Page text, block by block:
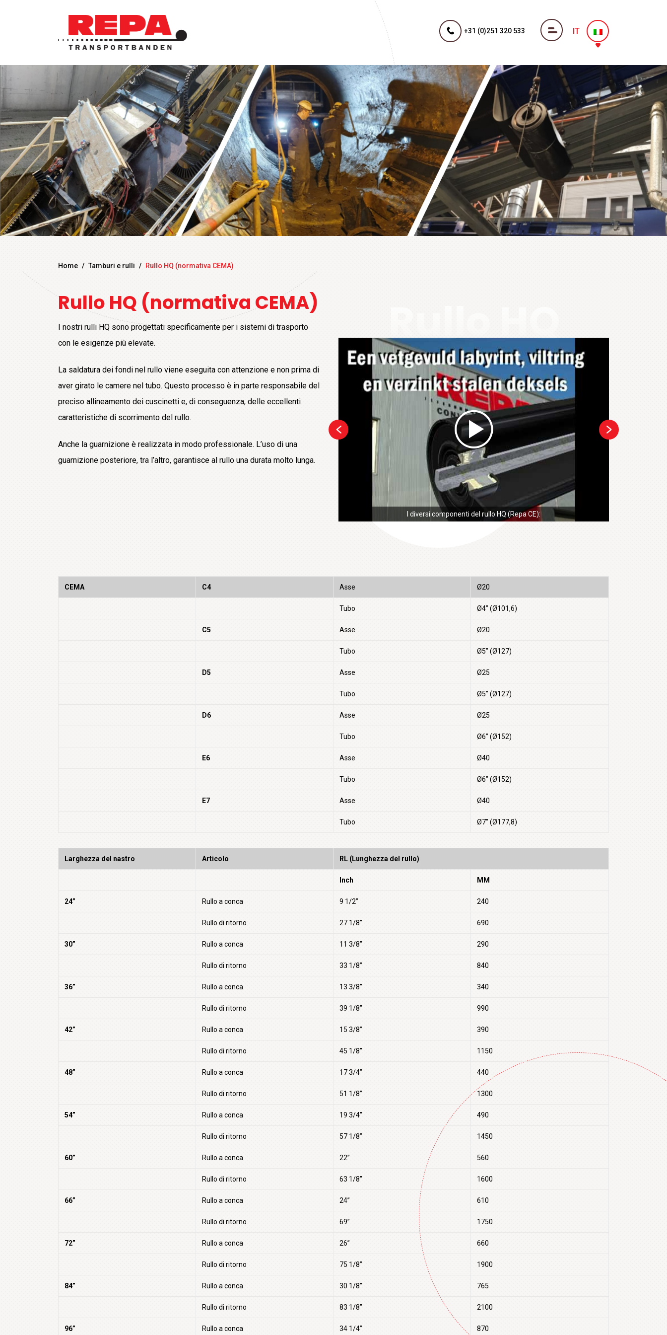
+31 (0)251 320 533 IT
Home / Tamburi e rulli / Rullo HQ (normativa CEMA)
I diversi componenti del rullo HQ (Repa CE):
Rullo HQ (normativa CEMA)
I nostri rulli HQ sono progettati specificamente per i sistemi di trasporto
con le esigenze più elevate.
La saldatura dei fondi nel rullo viene eseguita con attenzione e non prima di
aver girato le camere nel tubo. Questo processo è in parte responsabile del
preciso allineamento dei cuscinetti e, di conseguenza, delle eccellenti
caratteristiche di scorrimento del rullo.
Anche la guarnizione è realizzata in modo professionale. L’uso di una
guarnizione posteriore, tra l’altro, garantisce al rullo una durata molto lunga.
CEMA C4 Asse Ø20
Tubo Ø4” (Ø101,6)
C5 Asse Ø20
Tubo Ø5” (Ø127)
D5 Asse Ø25
Tubo Ø5” (Ø127)
D6 Asse Ø25
Tubo Ø6” (Ø152)
E6 Asse Ø40
Tubo Ø6” (Ø152)
E7 Asse Ø40
Tubo Ø7” (Ø177,8)
Larghezza del nastro Articolo RL (Lunghezza del rullo)
Inch MM
24” Rullo a conca 9 1/2” 240
Rullo di ritorno 27 1/8” 690
30” Rullo a conca 11 3/8” 290
Rullo di ritorno 33 1/8” 840
36” Rullo a conca 13 3/8” 340
Rullo di ritorno 39 1/8” 990
42” Rullo a conca 15 3/8” 390
Rullo di ritorno 45 1/8” 1150
48” Rullo a conca 17 3/4” 440
Rullo di ritorno 51 1/8” 1300
54” Rullo a conca 19 3/4” 490
Rullo di ritorno 57 1/8” 1450
60” Rullo a conca 22” 560
Rullo di ritorno 63 1/8” 1600
66” Rullo a conca 24” 610
Rullo di ritorno 69” 1750
72” Rullo a conca 26” 660
Rullo di ritorno 75 1/8” 1900
84” Rullo a conca 30 1/8” 765
Rullo di ritorno 83 1/8” 2100
96” Rullo a conca 34 1/4” 870